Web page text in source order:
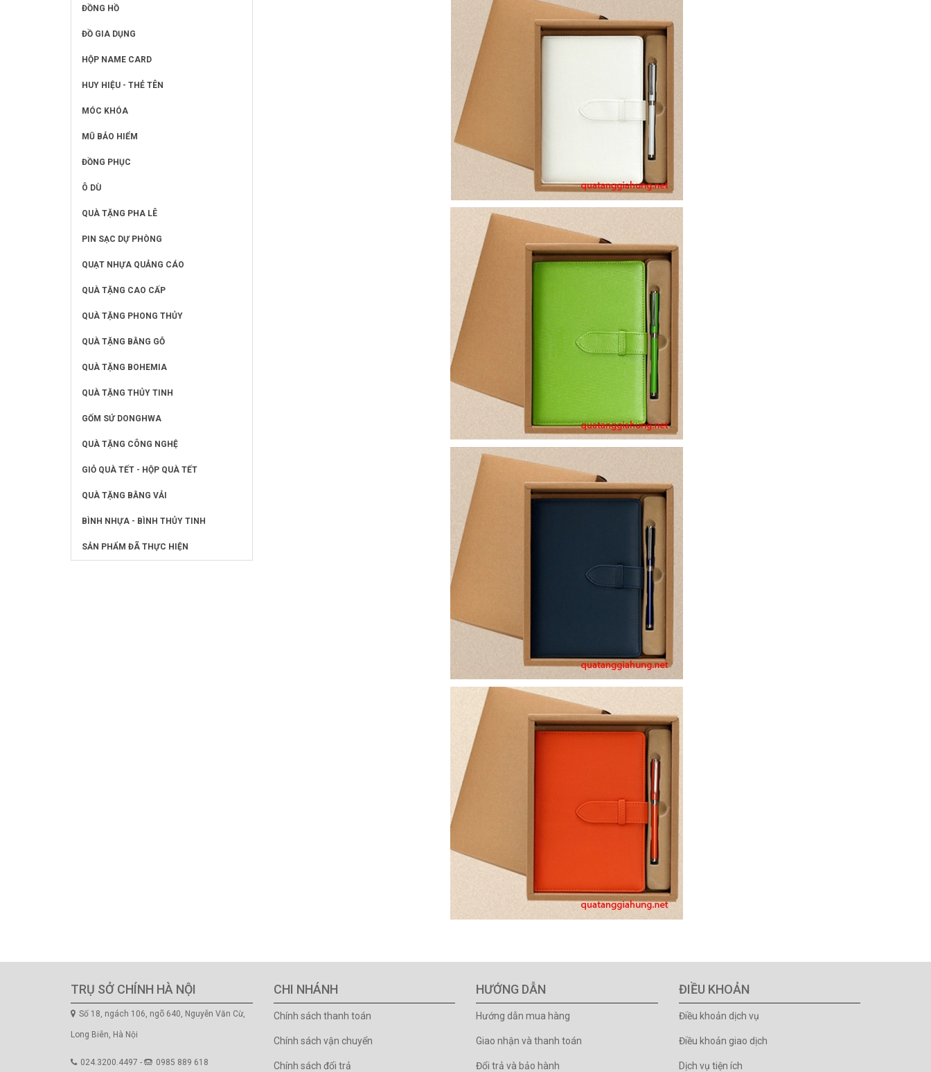
ĐỒNG HỒ
ĐỒ GIA DỤNG
HỘP NAME CARD
HUY HIỆU - THẺ TÊN
MÓC KHÓA
MŨ BẢO HIỂM
ĐỒNG PHỤC
Ô DÙ
QUÀ TẶNG PHA LÊ
PIN SẠC DỰ PHÒNG
QUẠT NHỰA QUẢNG CÁO
QUÀ TẶNG CAO CẤP
QUÀ TẶNG PHONG THỦY
QUÀ TẶNG BẰNG GỖ
QUÀ TẶNG BOHEMIA
QUÀ TẶNG THỦY TINH
GỐM SỨ DONGHWA
QUÀ TẶNG CÔNG NGHỆ
GIỎ QUÀ TẾT - HỘP QUÀ TẾT
QUÀ TẶNG BẰNG VẢI
BÌNH NHỰA - BÌNH THỦY TINH
SẢN PHẨM ĐÃ THỰC HIỆN
TRỤ SỞ CHÍNH HÀ NỘI
Số 18, ngách 106, ngõ 640, Nguyễn Văn Cừ,
Long Biên, Hà Nội
024.3200.4497 - 0985 889 618
CHI NHÁNH
Chính sách thanh toán
Chính sách vận chuyển
Chính sách đổi trả
HƯỚNG DẪN
Hướng dẫn mua hàng
Giao nhận và thanh toán
Đổi trả và bảo hành
ĐIỀU KHOẢN
Điều khoản dịch vụ
Điều khoản giao dịch
Dịch vụ tiện ích